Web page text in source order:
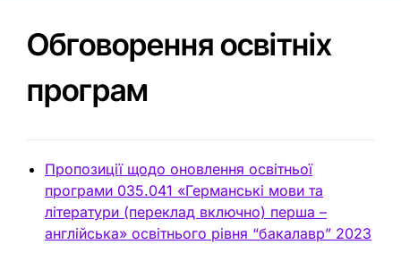
Обговорення освітніх
програм
Пропозиції щодо оновлення освітньої
програми 035.041 «Германські мови та
літератури (переклад включно) перша –
англійська» освітнього рівня “бакалавр” 2023